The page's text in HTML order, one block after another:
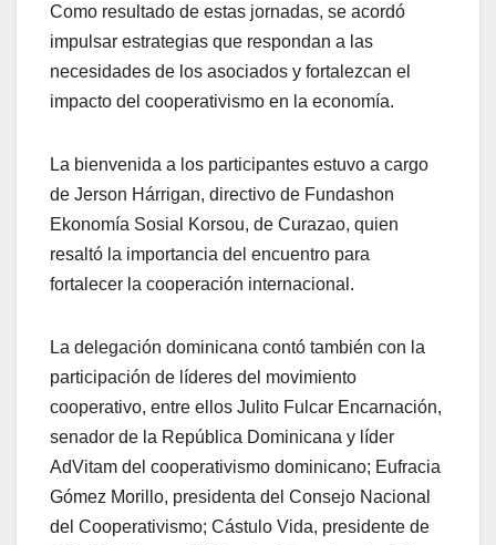
Como resultado de estas jornadas, se acordó
impulsar estrategias que respondan a las
necesidades de los asociados y fortalezcan el
impacto del cooperativismo en la economía.
La bienvenida a los participantes estuvo a cargo
de Jerson Hárrigan, directivo de Fundashon
Ekonomía Sosial Korsou, de Curazao, quien
resaltó la importancia del encuentro para
fortalecer la cooperación internacional.
La delegación dominicana contó también con la
participación de líderes del movimiento
cooperativo, entre ellos Julito Fulcar Encarnación,
senador de la República Dominicana y líder
AdVitam del cooperativismo dominicano; Eufracia
Gómez Morillo, presidenta del Consejo Nacional
del Cooperativismo; Cástulo Vida, presidente de